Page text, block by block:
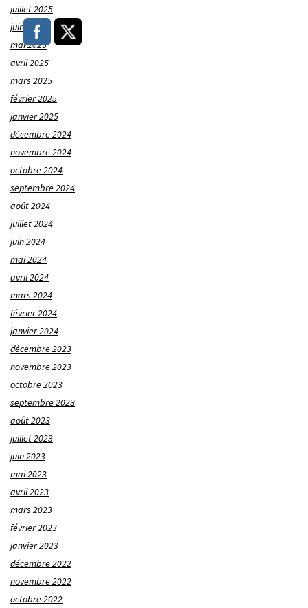
juillet 2025
juin 2025
mai 2025
avril 2025
mars 2025
février 2025
janvier 2025
décembre 2024
novembre 2024
octobre 2024
septembre 2024
août 2024
juillet 2024
juin 2024
mai 2024
avril 2024
mars 2024
février 2024
janvier 2024
décembre 2023
novembre 2023
octobre 2023
septembre 2023
août 2023
juillet 2023
juin 2023
mai 2023
avril 2023
mars 2023
février 2023
janvier 2023
décembre 2022
novembre 2022
octobre 2022